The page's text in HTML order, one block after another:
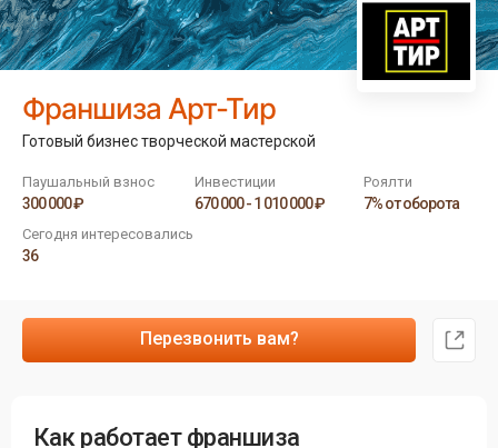
Франшиза Арт-Тир
Готовый бизнес творческой мастерской
Паушальный взнос
300 000 ₽
Инвестиции
670 000 - 1 010 000 ₽
Роялти
7% от оборота
Сегодня интересовались
36
Перезвонить вам?
Как работает франшиза